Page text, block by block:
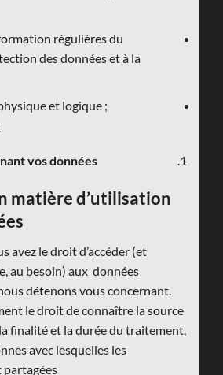
régulières du
des données et à la
et logique ;
vos données
matière d’utilisation
avez le droit d’accéder (et
au besoin) aux données
détenons vous concernant.
le droit de connaître la source
finalité et la durée du traitement,
avec lesquelles les